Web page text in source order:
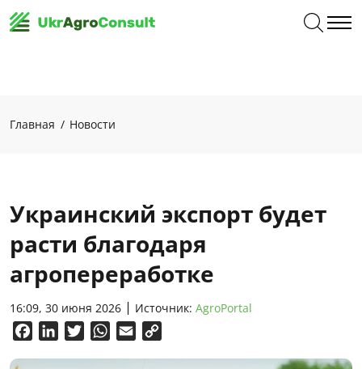
Главная Новости
Украинский экспорт будет
расти благодаря
агропереработке
16:09, 30 июня 2026 Источник: AgroPortal
FacebookLinkedInTwitterWhatsApp
Email